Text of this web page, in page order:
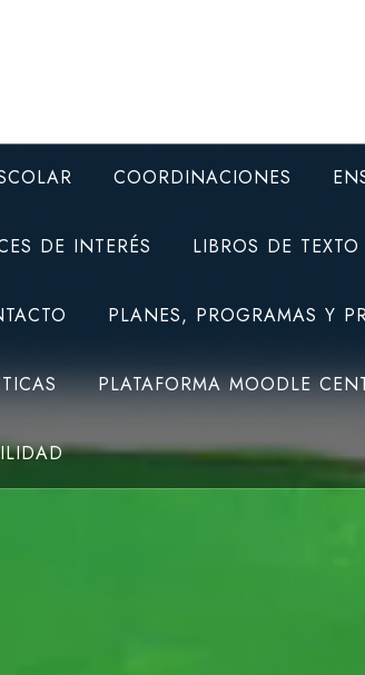
COORDINACIONES
DE INTERÉS LIBROS DE TEXTO
PLANES, PROGRAMAS Y
PLATAFORMA MOODLE